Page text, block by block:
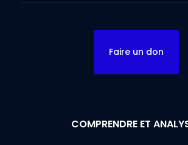
Faire un don
COMPRENDRE ET